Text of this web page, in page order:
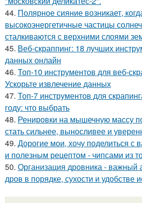
44. Полярное сияние возникает,
высокоэнергетичные частицы
сталкиваются с верхними слоями
45. Веб-скраппинг: 18 лучших
данных онлайн
46. Топ-10 инструментов для веб-
Ускорьте извлечение данных
47. Топ-7 инструментов для
году: что выбрать
48. Ренировки на мышечную массу
стать сильнее, выносливее и
49. Дорогие мои, хочу поделиться с
и полезным рецептом - чипсами из
50. Организация дровника - важный
дров в порядке, сухости и удобстве